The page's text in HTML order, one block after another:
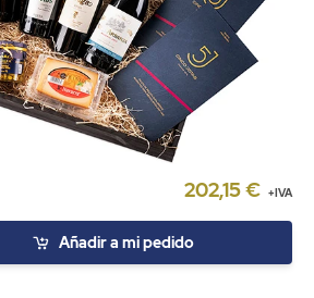
202,15 € +IVA
Añadir a mi pedido